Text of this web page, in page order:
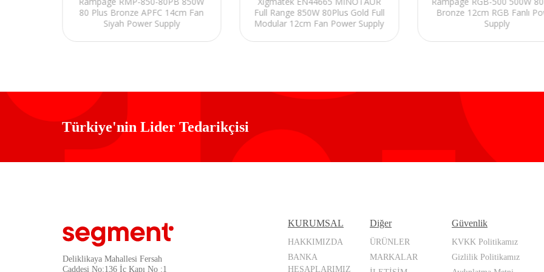
80 Plus Bronze APFC 14cm Fan
Siyah Power Supply
Full Range 850W 80Plus Gold Full
Modular 12cm Fan Power Supply
Bronze 12cm RGB Fanlı
Supply
Türkiye'nin Lider Tedarikçisi
Deliklikaya Mahallesi Fersah
Caddesi No:136 İç Kapı No :1
KURUMSAL
HAKKIMIZDA
BANKA
HESAPLARIMIZ
Diğer
ÜRÜNLER
MARKALAR
Güvenlik
KVKK Politikamız
Gizlilik Politikamız